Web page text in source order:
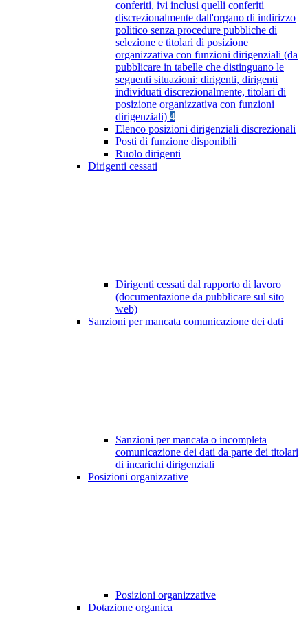
conferiti, ivi inclusi quelli conferiti
discrezionalmente dall'organo di indirizzo
politico senza procedure pubbliche di
selezione e titolari di posizione
organizzativa con funzioni dirigenziali (da
pubblicare in tabelle che distinguano le
seguenti situazioni: dirigenti, dirigenti
individuati discrezionalmente, titolari di
posizione organizzativa con funzioni
dirigenziali) 4
Elenco posizioni dirigenziali discrezionali
Posti di funzione disponibili
Ruolo dirigenti
Dirigenti cessati
Dirigenti cessati dal rapporto di lavoro
(documentazione da pubblicare sul sito
web)
Sanzioni per mancata comunicazione dei dati
Sanzioni per mancata o incompleta
comunicazione dei dati da parte dei titolari
di incarichi dirigenziali
Posizioni organizzative
Posizioni organizzative
Dotazione organica